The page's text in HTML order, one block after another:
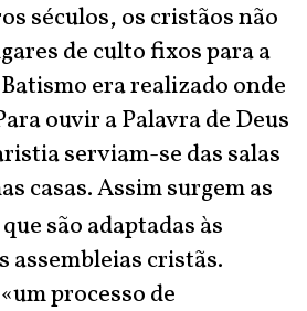
séculos, os cristãos não
de culto fixos para a
era realizado onde
ouvir a Palavra de Deus
serviam-se das salas
casas. Assim surgem as
que são adaptadas às
assembleias cristãs.
processo de